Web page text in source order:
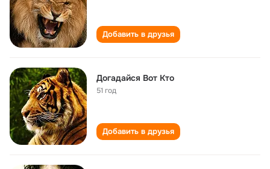
Добавить в друзья
Догадайся Вот Кто
51 год
Добавить в друзья